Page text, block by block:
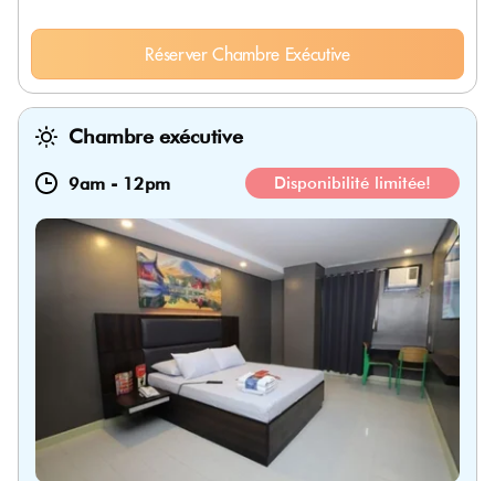
Réserver Chambre Exécutive
Chambre exécutive
9am - 12pm Disponibilité limitée!